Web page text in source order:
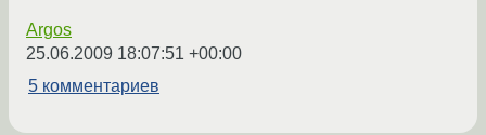
Argos
25.06.2009 18:07:51 +00:00
5 комментариев